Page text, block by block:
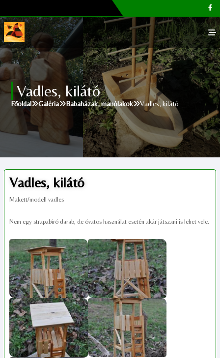
Főoldal
Galéria
Megvásárolható termékek
Cikkek, tippek
Vadles, kilátó
Főoldal Galéria Babaházak, manólakok Vadles, kilátó
Vadles, kilátó
Makett/modell vadles
Nem egy strapabíró darab, de óvatos használat esetén akár játszani is lehet vele.